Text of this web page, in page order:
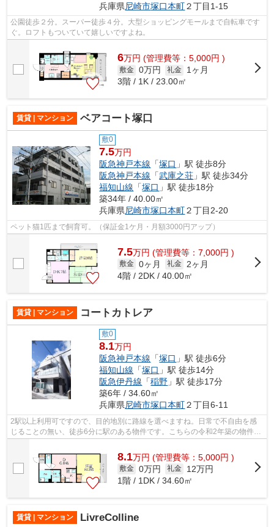
兵庫県尼崎市塚口本町２丁目1-15
公園徒歩２分。スーパー徒歩４分。大型ショッピングモールまで自転車です
ぐ。ロフトもついていて嬉しいですよね。
6万円 (管理費等：5,000円 )
敷金 0万円 礼金
1ヶ月
3階 / 1K / 23.00㎡
賃貸 | マンション ベアコート塚口
敷0
7.5万円
阪急神戸本線 「塚口 」駅 徒歩8分
阪急神戸本線 「武庫之荘 」駅 徒歩34分
福知山線 「塚口 」駅 徒歩18分
築34年 / 40.00㎡
兵庫県尼崎市塚口本町２丁目2-20
ペット猫1匹まで飼育可。（保証金1ケ月・月額3000円アップ）
7.5万円 (管理費等：7,000円 )
敷金 0ヶ月 礼金
2ヶ月
4階 / 2DK / 40.00㎡
賃貸 | マンション コートカトレア
敷0
8.1万円
阪急神戸本線 「塚口 」駅 徒歩6分
福知山線 「塚口 」駅 徒歩14分
阪急伊丹線 「稲野 」駅 徒歩17分
築6年 / 34.60㎡
兵庫県尼崎市塚口本町２丁目6-11
2駅以上利用可ですので、目的地別に路線を選べますね。日常で不自由を感
じることの無い、徒歩6分に駅のある物件です。こちらの令和2年築の物件は
8.1万円 (管理費等：5,000円 )
敷金 0万円 礼金
12万円
1階 / 1DK / 34.60㎡
賃貸 | マンション LivreColline